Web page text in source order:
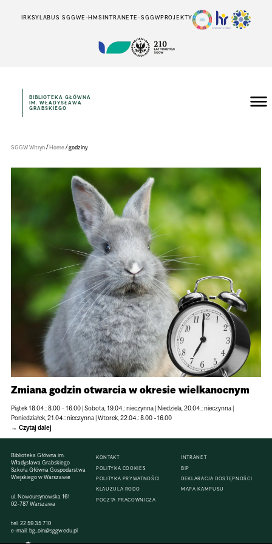
IRKSYLABUS SGGWE-HMSINTRANETE-SGGWPROJEKTY
Główna
w
BIBLIOTEKA GŁÓWNA
IM. WŁADYSŁAWA
GRABSKIEGO
SGGW Witryn/Home/godziny
Zmiana godzin otwarcia w okresie wielkanocnym
Piątek 18.04.: 8.00 - 16.00 | Sobota, 19.04.: nieczynna | Niedziela, 20.04.: nieczynna |
Poniedziałek, 21.04.: nieczynna | Wtorek, 22.04.: 8.00 -16.00
Czytaj dalej
Biblioteka Główna im.
Władysława Grabskiego
Szkoła Główna Gospodarstwa
Wiejskiego w Warszawie
ul. Nowoursynowska 161
02-787 Warszawa
tel.22 59 35 710
e-mail:bg_oin@sggw.edu.pl
KONTAKT
POLITYKA COOKIES
POLITYKA PRYWATNOŚCI
KLAUZULA RODO
POCZTA PRACOWNICZA
INTRANET
BIP
DEKLARACJA DOSTĘPNOŚCI
MAPA KAMPUSU